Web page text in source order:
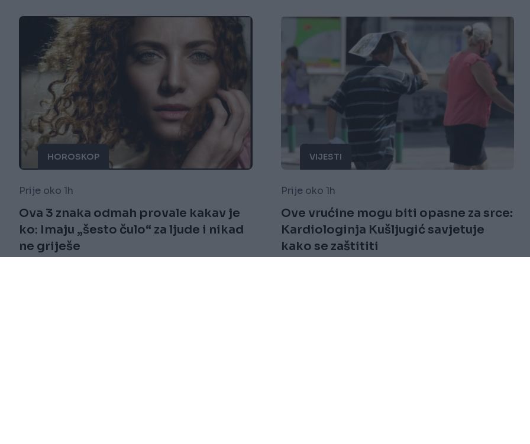
HOROSKOP
Prije oko 1h
Ova 3 znaka odmah provale kakav je
ko: Imaju „šesto čulo“ za ljude i nikad
ne griješe
VIJESTI
Prije oko 1h
Ove vrućine mogu biti opasne za srce:
Kardiologinja Kušljugić savjetuje
kako se zaštititi